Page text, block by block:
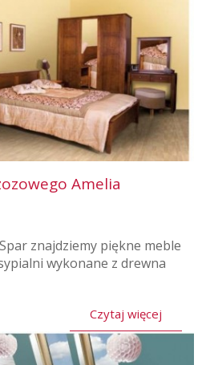
Amelia
znajdziemy piękne meble
wykonane z drewna
Czytaj więcej